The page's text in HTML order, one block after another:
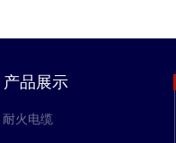
产品展示
耐火电缆